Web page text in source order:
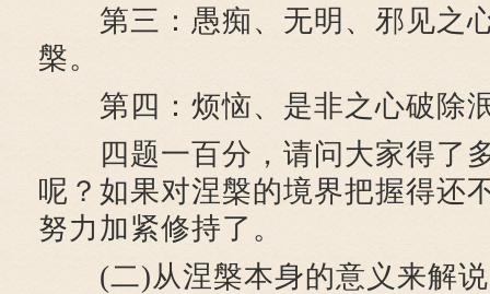
第三：愚痴、无明、邪见之
槃。
第四：烦恼、是非之心破除
四题一百分，请问大家得了
呢？如果对涅槃的境界把握得还
努力加紧修持了。
(二)从涅槃本身的意义来解说